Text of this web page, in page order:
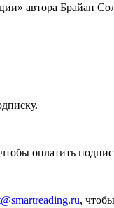
автора Брайан
оплатить
,